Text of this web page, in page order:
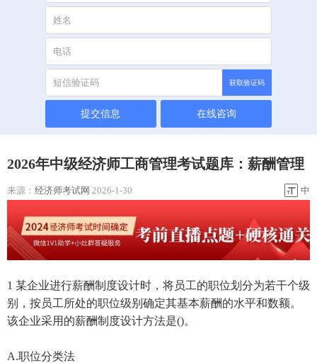
获取验证码
提交信息 在线咨询
2026年中级经济师工商管理考试题库：薪酬管理
来源： 经济师考试网 2026-1-30 中
1 某企业进行薪酬制度设计时，将员工的职位划分为若干个级
别，按员工所处的职位级别确定其基本薪酬的水平和数额。
该企业采用的薪酬制度设计方法是()。
A.职位分类法